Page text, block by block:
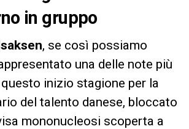
in gruppo
, se così possiamo
una delle note più
inizio stagione per la
del talento danese, bloccato
mononucleosi scoperta a